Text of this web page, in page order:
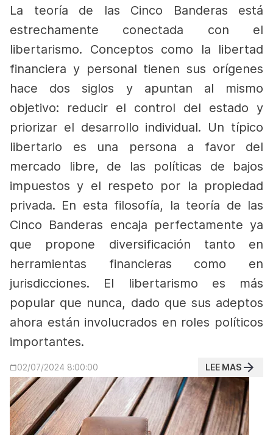
La teoría de las Cinco Banderas está
estrechamente conectada con el
libertarismo. Conceptos como la libertad
financiera y personal tienen sus orígenes
hace dos siglos y apuntan al mismo
objetivo: reducir el control del estado y
priorizar el desarrollo individual. Un típico
libertario es una persona a favor del
mercado libre, de las políticas de bajos
impuestos y el respeto por la propiedad
privada. En esta filosofía, la teoría de las
Cinco Banderas encaja perfectamente ya
que propone diversificación tanto en
herramientas financieras como en
jurisdicciones. El libertarismo es más
popular que nunca, dado que sus adeptos
ahora están involucrados en roles políticos
importantes.
02/07/2024 8:00:00 LEE MAS